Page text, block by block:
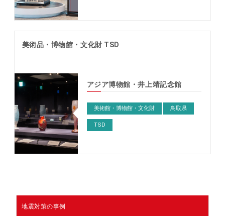
美術品・博物館・文化財 TSD
アジア博物館・井上靖記念館
美術館・博物館・文化財 鳥取県
TSD
地震対策の事例